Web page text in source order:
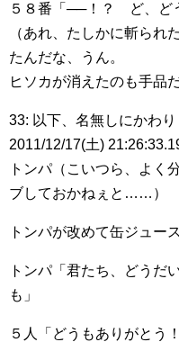
５８番「──！？ ど、ど
（あれ、たしかに斬られ
たんだな、うん。
ヒソカが消えたのも手品
33: 以下、名無しにかわ
2011/12/17(土)
トンパ（こいつら、よ
ブしておかねぇと……）
トンパが改めて缶ジュー
トンパ「君たち、どう
も」
５人「どうもありがとう！